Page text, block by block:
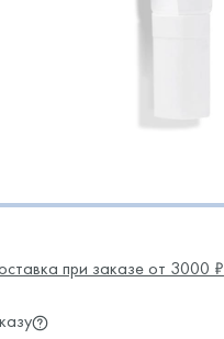
при заказе от 3000 ₽